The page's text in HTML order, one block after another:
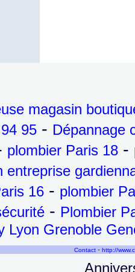
magasin
95 - Dépannage
plombier Paris 18 -
entreprise
16 - plombier
- Plombier
Lyon Grenoble
Contact - http://